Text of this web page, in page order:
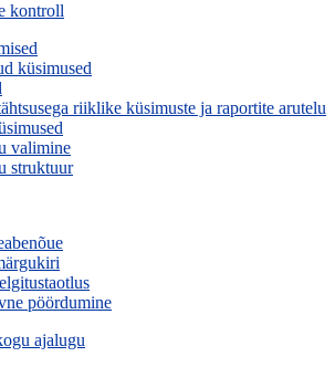
kontroll
küsimused
riiklike küsimuste ja raportite arutelu
valimine
struktuur
pöördumine
ajalugu